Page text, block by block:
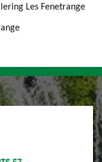
Les Fenetrange